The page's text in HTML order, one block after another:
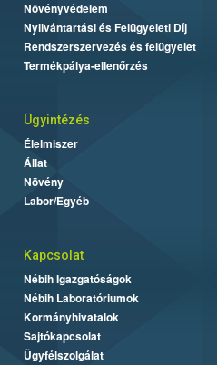
Növényvédelem
Nyilvántartási és Felügyeleti Díj
Rendszerszervezés és felügyelet
Termékpálya-ellenőrzés
Ügyintézés
Élelmiszer
Állat
Növény
Labor/Egyéb
Kapcsolat
Nébih Igazgatóságok
Nébih Laboratóriumok
Kormányhivatalok
Sajtókapcsolat
Ügyfélszolgálat